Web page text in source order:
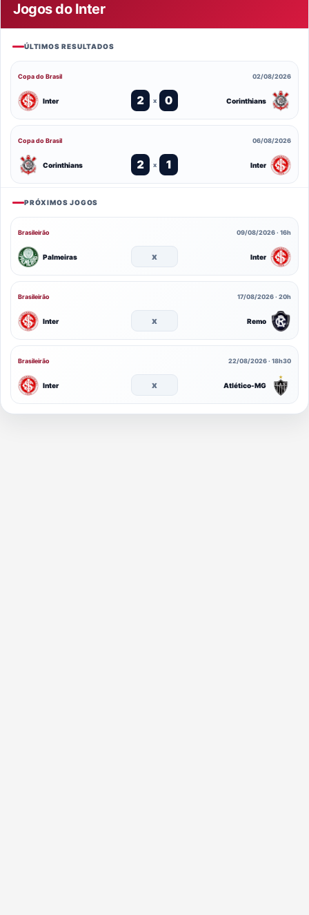
Jogos do Inter
ÚLTIMOS RESULTADOS
Copa do Brasil 02/08/2026
Inter 2 x 0 Corinthians
Copa do Brasil 06/08/2026
Corinthians 2 x 1 Inter
PRÓXIMOS JOGOS
Brasileirão 09/08/2026 · 16h
Palmeiras x Inter
Brasileirão 17/08/2026 · 20h
Inter x Remo
Brasileirão 22/08/2026 · 18h30
Inter x Atlético-MG